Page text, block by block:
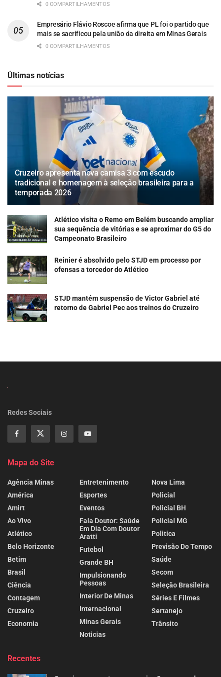
0 COMPARTILHAMENTOS
Empresário Flávio Roscoe afirma que PL foi o partido que
mais se sacrificou pela união da direita em Minas Gerais
0 COMPARTILHAMENTOS
Últimas notícias
Cruzeiro apresenta nova camisa 3 com escudo
tradicional e homenagem à seleção brasileira para a
temporada 2026
Atlético visita o Remo em Belém buscando ampliar
sua sequência de vitórias e se aproximar do G5 do
Campeonato Brasileiro
Reinier é absolvido pelo STJD em processo por
ofensas a torcedor do Atlético
STJD mantém suspensão de Victor Gabriel até
retorno de Gabriel Pec aos treinos do Cruzeiro
Redes Sociais
Mapa do Site
Agência Minas
América
Amirt
Ao Vivo
Atlético
Belo Horizonte
Betim
Brasil
Ciência
Contagem
Cruzeiro
Economia
Entretenimento
Esportes
Eventos
Fala Doutor: Saúde
Em Dia Com Doutor
Aratti
Futebol
Grande BH
Impulsionando
Pessoas
Interior De Minas
Internacional
Minas Gerais
Noticias
Nova Lima
Policial
Policial BH
Policial MG
Politica
Previsão Do Tempo
Saúde
Secom
Seleção Brasileira
Séries E Filmes
Sertanejo
Trânsito
Recentes